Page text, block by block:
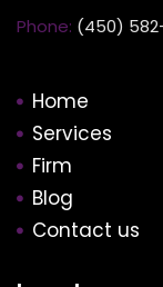
Phone: (450)
Home
Services
Firm
Blog
Contact us